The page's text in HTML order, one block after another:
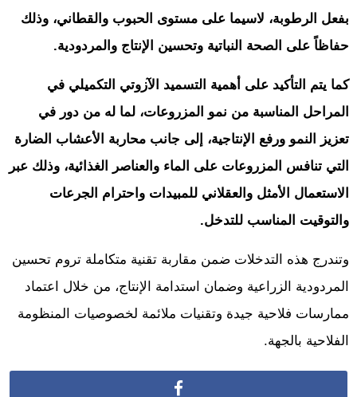
بفعل الرطوبة، لاسيما على مستوى الحبوب والقطاني، وذلك
حفاظاً على الصحة النباتية وتحسين الإنتاج والمردودية.
كما يتم التأكيد على أهمية التسميد الآزوتي التكميلي في
المراحل المناسبة من نمو المزروعات، لما له من دور في
تعزيز النمو ورفع الإنتاجية، إلى جانب محاربة الأعشاب الضارة
التي تنافس المزروعات على الماء والعناصر الغذائية، وذلك عبر
الاستعمال الأمثل والعقلاني للمبيدات واحترام الجرعات
والتوقيت المناسب للتدخل.
وتندرج هذه التدخلات ضمن مقاربة تقنية متكاملة تروم تحسين
المردودية الزراعية وضمان استدامة الإنتاج، من خلال اعتماد
ممارسات فلاحية جيدة وتقنيات ملائمة لخصوصيات المنظومة
الفلاحية بالجهة.